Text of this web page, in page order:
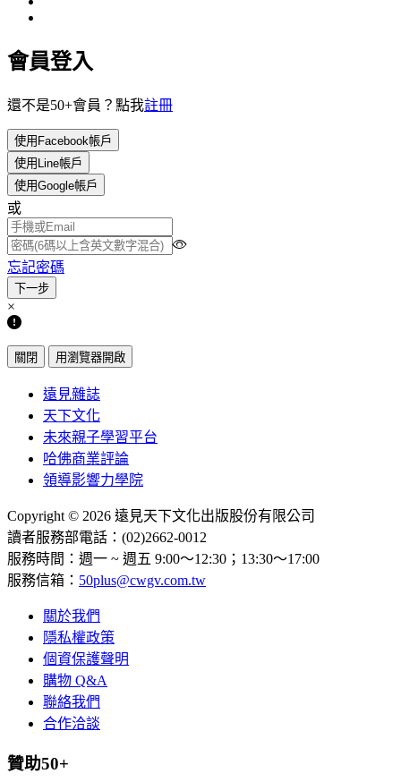
會員登入
還不是50+會員？點我註冊
使用Facebook帳戶
使用Line帳戶
使用Google帳戶
或
忘記密碼
×
關閉 用瀏覽器開啟
遠見雜誌
天下文化
未來親子學習平台
哈佛商業評論
領導影響力學院
Copyright © 2026 遠見天下文化出版股份有限公司
讀者服務部電話：(02)2662-0012
服務時間：週一 ~ 週五 9:00～12:30；13:30～17:00
服務信箱： 50plus@cwgv.com.tw
關於我們
隱私權政策
個資保護聲明
購物 Q&A
聯絡我們
合作洽談
贊助50+